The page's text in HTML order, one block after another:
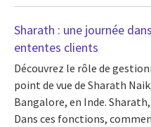
Sharath : une journée
ententes clients
Découvrez le rôle de
point de vue de Sharath
Bangalore, en Inde.
Dans ces fonctions,